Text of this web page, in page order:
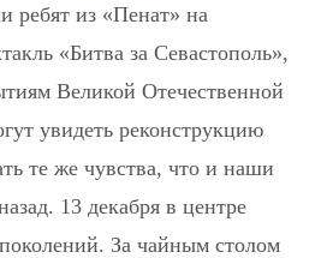
ребят из «Пенат» на
«Битва за Севастополь»,
Великой Отечественной
увидеть реконструкцию
те же чувства, что и наши
13 декабря в центре
поколений. За чайным столом